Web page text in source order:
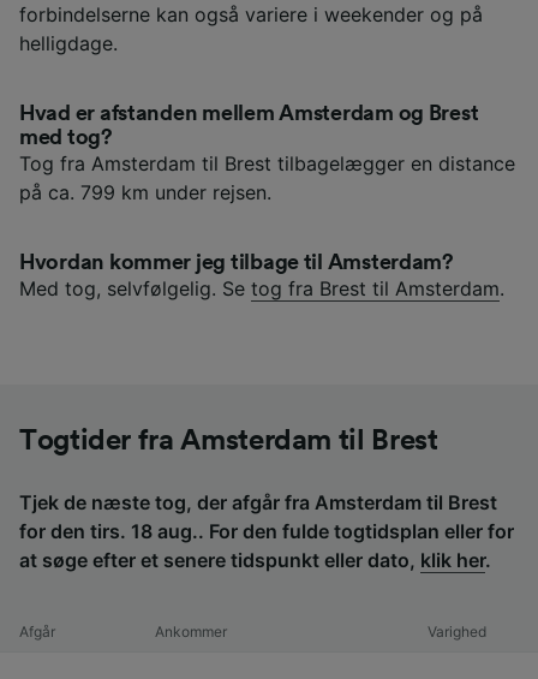
forbindelserne kan også variere i weekender og på
helligdage.
Hvad er afstanden mellem Amsterdam og Brest
med tog?
Tog fra Amsterdam til Brest tilbagelægger en distance
på ca. 799 km under rejsen.
Hvordan kommer jeg tilbage til Amsterdam?
Med tog, selvfølgelig. Se tog fra Brest til Amsterdam.
Togtider fra Amsterdam til Brest
Tjek de næste tog, der afgår fra Amsterdam til Brest
for den tirs. 18 aug.. For den fulde togtidsplan eller for
at søge efter et senere tidspunkt eller dato, klik her.
Afgår Ankommer Varighed